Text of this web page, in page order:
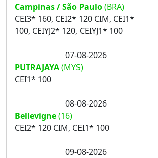
Campinas / São Paulo(BRA)
CEI3* 160, CEI2* 120 CIM, CEI1*
100, CEIYJ2* 120, CEIYJ1* 100
07-08-2026
PUTRAJAYA(MYS)
CEI1* 100
08-08-2026
Bellevigne(16)
CEI2* 120 CIM, CEI1* 100
09-08-2026